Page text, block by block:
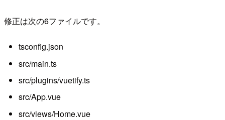
修正は次の6ファイルです。
tsconfig.json
src/main.ts
src/plugins/vuetify.ts
src/App.vue
src/views/Home.vue